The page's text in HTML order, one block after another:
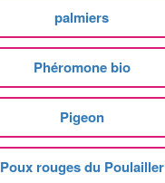
palmiers
Phéromone bio
Pigeon
Poux rouges du Poulailler